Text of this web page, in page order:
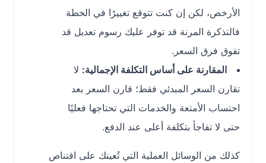
الأرخص، لكن إن كنت تتوقع تغييرًا في الخطة
فالتذكرة المرنة قد توفر عليك رسوم تعديل قد
تفوق فرق السعر.
المقارنة على أساس التكلفة الإجمالية:لا
تقارن السعر المبدئي فقط؛ قارن السعر بعد
احتساب الأمتعة والخدمات التي تحتاجها فعليًا
حتى لا تفاجأ بتكلفة أعلى عند الدفع.
كذلك من الوسائل العملية التي تُعينك على اقتناص